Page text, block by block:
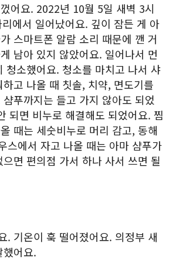
어요. 2022년 10월 5일 새벽 3시
에서 일어났어요. 깊이 잠든 게 아
스마트폰 알람 소리 때문에 깬 거
남아 있지 않았어요. 일어나서 먼
청소했어요. 청소를 마치고 나서 샤
고 나올 때 칫솔, 치약, 면도기를
푸까지는 들고 가지 않아도 되었
되면 비누로 해결해도 되었어요. 찜
때는 세숫비누로 머리 감고, 동해
스에서 자고 나올 때는 아마 샴푸가
면 편의점 가서 하나 사서 쓰면 될
. 기온이 훅 떨어졌어요. 의정부 새
어요.